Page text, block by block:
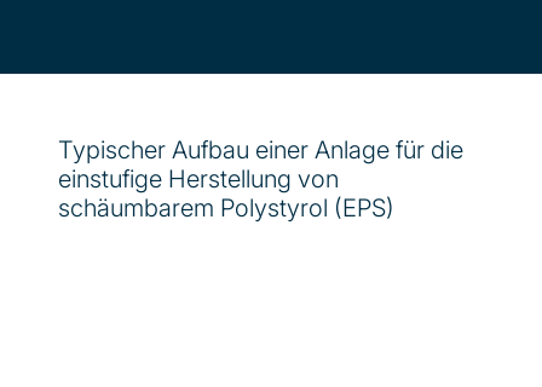
Typischer Aufbau einer Anlage für die
einstufige Herstellung von
schäumbarem Polystyrol (EPS)